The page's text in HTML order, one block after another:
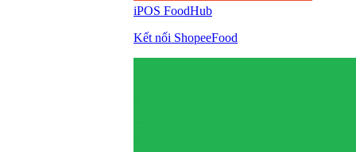
iPOS FoodHub
Kết nối ShopeeFood